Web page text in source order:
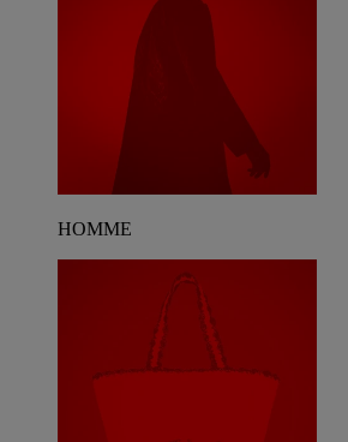
HOMME